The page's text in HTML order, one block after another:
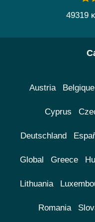
49319
Austria Belgique
Cyprus
Deutschland
Global Greece
Lithuania
Romania